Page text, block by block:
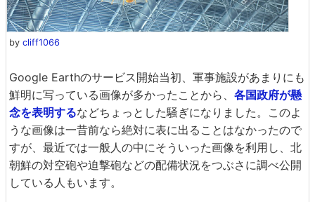
by cliff1066
Google Earthのサービス開始当初、軍事施設があまりにも
鮮明に写っている画像が多かったことから、 各国政府が懸
念を表明するなどちょっとした騒ぎになりました。このよ
うな画像は一昔前なら絶対に表に出ることはなかったので
すが、最近では一般人の中にそういった画像を利用し、北
朝鮮の対空砲や迫撃砲などの配備状況をつぶさに調べ公開
している人もいます。